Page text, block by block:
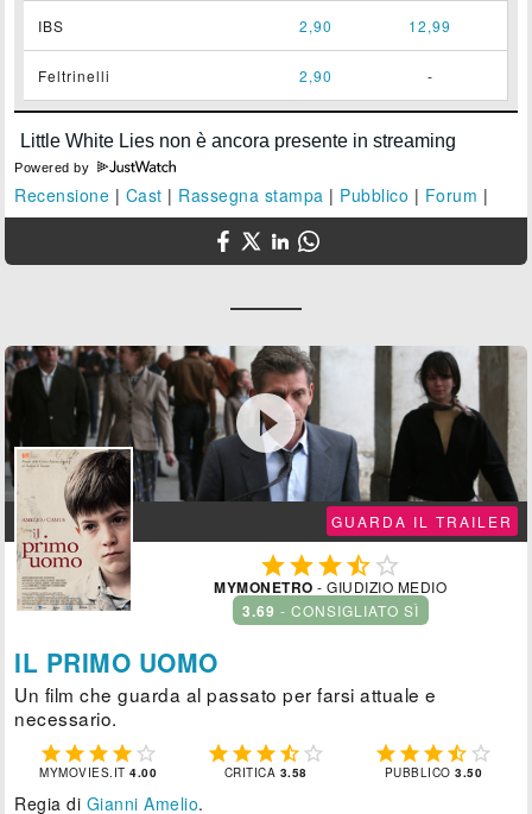
IBS 2,90 12,99
Feltrinelli 2,90 -
Powered by
Recensione | Cast | Rassegna stampa | Pubblico | Forum |

GUARDA IL TRAILER
 
MYMONETRO - GIUDIZIO MEDIO
3.69 - CONSIGLIATO SÌ
IL PRIMO UOMO
Un film che guarda al passato per farsi attuale e
necessario.
    
MYMOVIES.IT4.00
    
CRITICA 3.58
    
PUBBLICO3.50
Regia di Gianni Amelio.